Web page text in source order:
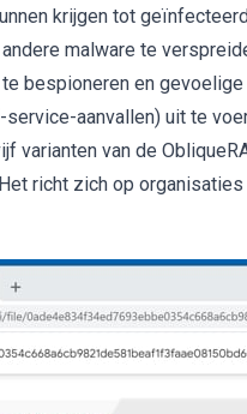
krijgen tot
malware te
bespioneren en
aanvallen) uit te
varianten van de
richt zich op